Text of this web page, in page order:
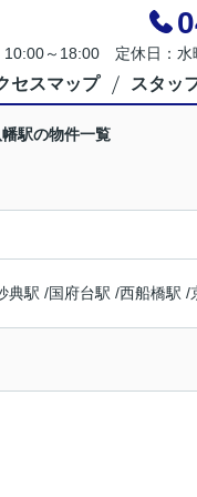
10:00～18:00 定休日：水
セスマップ スタッ
駅の物件一覧
典駅 /国府台駅 /西船橋駅 /